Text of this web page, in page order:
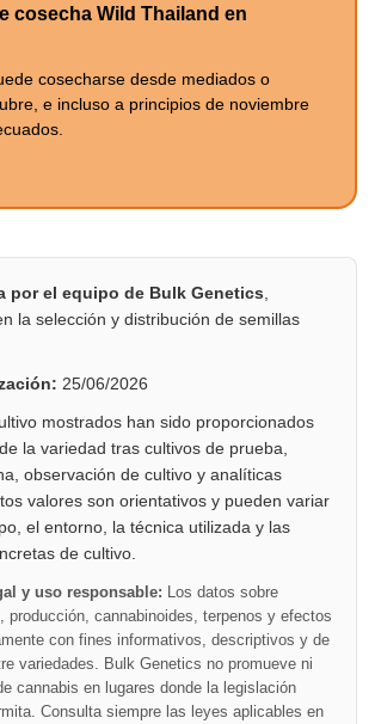
cosecha Wild Thailand en
cosecharse desde mediados o
e incluso a principios de noviembre
por el equipo de Bulk Genetics
la selección y distribución de semillas
25/06/2026
mostrados han sido proporcionados
la variedad tras cultivos de prueba,
observación de cultivo y analíticas
valores son orientativos y pueden variar
el entorno, la técnica utilizada y las
de cultivo.
y uso responsable: Los datos sobre
producción, cannabinoides, terpenos y efectos
con fines informativos, descriptivos y de
variedades. Bulk Genetics no promueve ni
cannabis en lugares donde la legislación
Consulta siempre las leyes aplicables en